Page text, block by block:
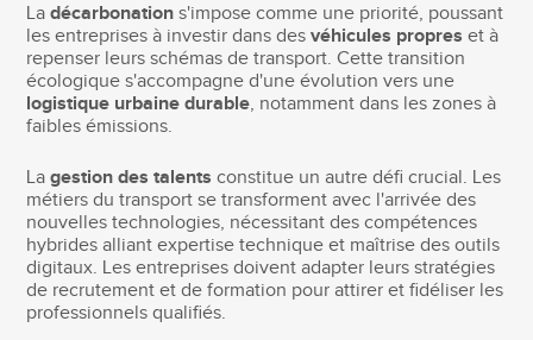
Ladécarbonation s'impose comme une priorité, poussant
les entreprises à investir dans desvéhicules propres et à
repenser leurs schémas de transport. Cette transition
écologique s'accompagne d'une évolution vers une
logistique urbaine durable, notamment dans les zones à
faibles émissions.
Lagestion des talents constitue un autre défi crucial. Les
métiers du transport se transforment avec l'arrivée des
nouvelles technologies, nécessitant des compétences
hybrides alliant expertise technique et maîtrise des outils
digitaux. Les entreprises doivent adapter leurs stratégies
de recrutement et de formation pour attirer et fidéliser les
professionnels qualifiés.